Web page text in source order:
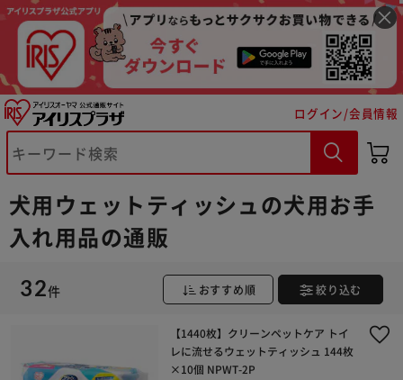
ログイン/会員情報
犬用ウェットティッシュの犬用お手
入れ用品の通販
32件 おすすめ順 絞り込む
【1440枚】クリーンペットケア トイ
レに流せるウェットティッシュ 144枚
×10個 NPWT-2P
※ご確認ください